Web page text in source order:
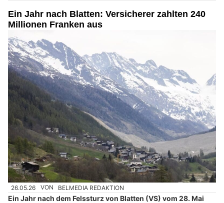
Ein Jahr nach Blatten: Versicherer zahlten 240
Millionen Franken aus
26.05.26 VON BELMEDIA REDAKTION
Ein Jahr nach dem Felssturz von Blatten (VS) vom 28. Mai